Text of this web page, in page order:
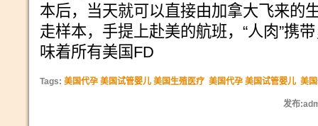
本后，当天就可以直接由加拿大飞来的
走样本，手提上赴美的航班，“人肉”携
味着所有美国FD
Tags: 美国代孕 美国试管婴儿 美国生殖医疗 美国代孕 美国试管婴儿 美
发布